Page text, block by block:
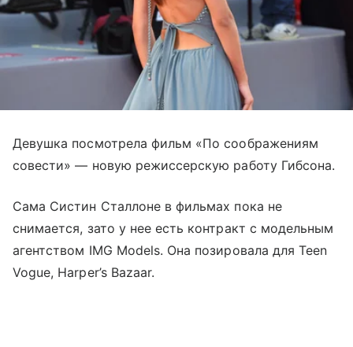
Девушка посмотрела фильм «По соображениям
совести» — новую режиссерскую работу Гибсона.
Сама Систин Сталлоне в фильмах пока не
снимается, зато у нее есть контракт с модельным
агентством IMG Models. Она позировала для Teen
Vogue, Harper’s Bazaar.